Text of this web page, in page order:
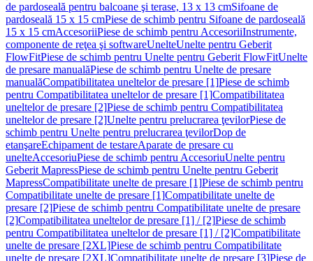
de pardoseală pentru balcoane şi terase, 13 x 13 cmSifoane de
pardoseală 15 x 15 cmPiese de schimb pentru Sifoane de pardoseală
15 x 15 cmAccesoriiPiese de schimb pentru AccesoriiInstrumente,
componente de reţea şi softwareUnelteUnelte pentru Geberit
FlowFitPiese de schimb pentru Unelte pentru Geberit FlowFitUnelte
de presare manualăPiese de schimb pentru Unelte de presare
manualăCompatibilitatea uneltelor de presare [1]Piese de schimb
pentru Compatibilitatea uneltelor de presare [1]Compatibilitatea
uneltelor de presare [2]Piese de schimb pentru Compatibilitatea
uneltelor de presare [2]Unelte pentru prelucrarea ţevilorPiese de
schimb pentru Unelte pentru prelucrarea ţevilorDop de
etanşareEchipament de testareAparate de presare cu
unelteAccesoriuPiese de schimb pentru AccesoriuUnelte pentru
Geberit MapressPiese de schimb pentru Unelte pentru Geberit
MapressCompatibilitate unelte de presare [1]Piese de schimb pentru
Compatibilitate unelte de presare [1]Compatibilitate unelte de
presare [2]Piese de schimb pentru Compatibilitate unelte de presare
[2]Compatibilitatea uneltelor de presare [1] / [2]Piese de schimb
pentru Compatibilitatea uneltelor de presare [1] / [2]Compatibilitate
unelte de presare [2XL]Piese de schimb pentru Compatibilitate
unelte de presare [2XL]Compatibilitate unelte de presare [3]Piese de